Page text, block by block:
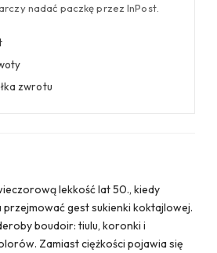
nadać paczkę przez InPost.
zwrotu
lekkość lat 50., kiedy
przejmować gest sukienki koktajlowej.
boudoir: tiulu, koronki i
Zamiast ciężkości pojawia się